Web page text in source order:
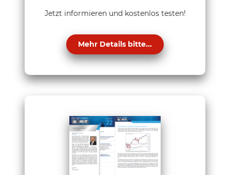
Jetzt informieren und kostenlos testen!
Mehr Details bitte...